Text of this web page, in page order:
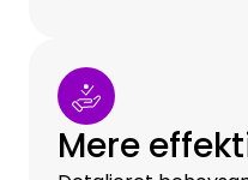
Mere